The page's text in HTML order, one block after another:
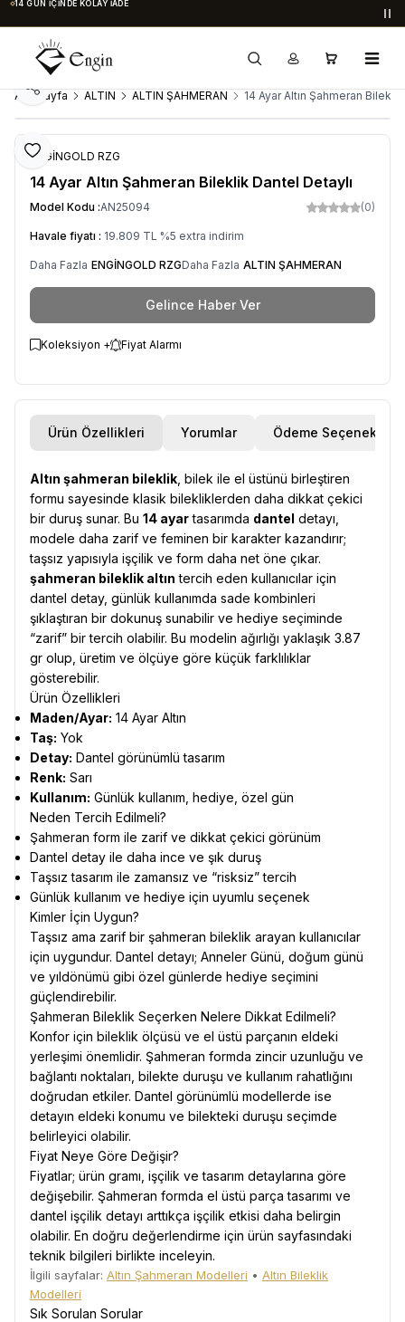
14 GÜN İÇINDE KOLAY İADE
Ana Sayfa ALTIN ALTIN ŞAHMERAN 14 Ayar Altın Şahmeran
Favoriye Ekle
Paylaş
ENGİNGOLD RZG
14 Ayar Altın Şahmeran Bileklik Dantel Detaylı
Model Kodu :AN25094 (0)
Havale fiyatı : 19.809 TL %5 extra indirim
Daha Fazla ENGİNGOLD RZGDaha Fazla ALTIN ŞAHMERAN
Gelince Haber Ver
Koleksiyon + Fiyat Alarmı
Ürün Özellikleri Yorumlar Ödeme Seçenekleri
Altın şahmeran bileklik , bilek ile el üstünü birleştiren
formu sayesinde klasik bilekliklerden daha dikkat çekici
bir duruş sunar. Bu 14 ayartasarımda dantel detayı,
modele daha zarif ve feminen bir karakter kazandırır;
taşsız yapısıyla işçilik ve form daha net öne çıkar.
şahmeran bileklik altın tercih eden kullanıcılar için
dantel detay, günlük kullanımda sade kombinleri
şıklaştıran bir dokunuş sunabilir ve hediye seçiminde
“zarif” bir tercih olabilir. Bu modelin ağırlığı yaklaşık 3.87
gr olup, üretim ve ölçüye göre küçük farklılıklar
gösterebilir.
Ürün Özellikleri
Maden/Ayar: 14 Ayar Altın
Taş: Yok
Detay: Dantel görünümlü tasarım
Renk: Sarı
Kullanım: Günlük kullanım, hediye, özel gün
Neden Tercih Edilmeli?
Şahmeran form ile zarif ve dikkat çekici görünüm
Dantel detay ile daha ince ve şık duruş
Taşsız tasarım ile zamansız ve “risksiz” tercih
Günlük kullanım ve hediye için uyumlu seçenek
Kimler İçin Uygun?
Taşsız ama zarif bir şahmeran bileklik arayan kullanıcılar
için uygundur. Dantel detayı; Anneler Günü, doğum günü
ve yıldönümü gibi özel günlerde hediye seçimini
güçlendirebilir.
Şahmeran Bileklik Seçerken Nelere Dikkat Edilmeli?
Konfor için bileklik ölçüsü ve el üstü parçanın eldeki
yerleşimi önemlidir. Şahmeran formda zincir uzunluğu ve
bağlantı noktaları, bilekte duruşu ve kullanım rahatlığını
doğrudan etkiler. Dantel görünümlü modellerde ise
detayın eldeki konumu ve bilekteki duruşu seçimde
belirleyici olabilir.
Fiyat Neye Göre Değişir?
Fiyatlar; ürün gramı, işçilik ve tasarım detaylarına göre
değişebilir. Şahmeran formda el üstü parça tasarımı ve
dantel işçilik detayı arttıkça işçilik etkisi daha belirgin
olabilir. En doğru değerlendirme için ürün sayfasındaki
teknik bilgileri birlikte inceleyin.
İlgili sayfalar: Altın Şahmeran Modelleri • Altın Bileklik
Modelleri
Sık Sorulan Sorular